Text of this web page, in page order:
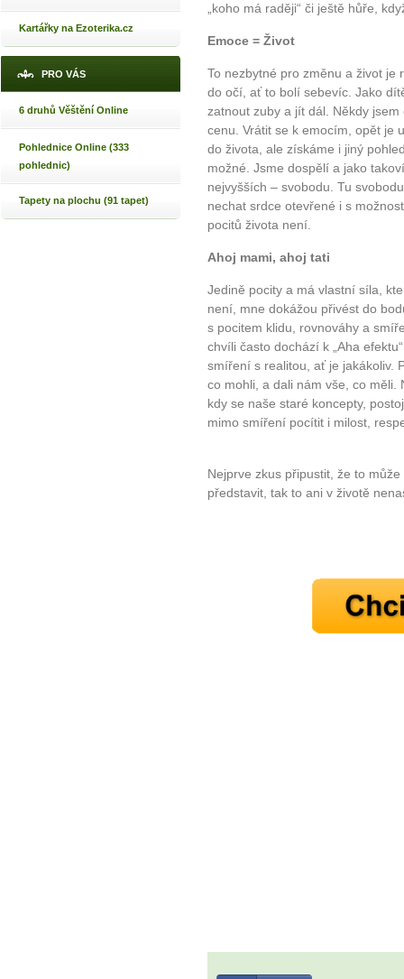
Kartářky na Ezoterika.cz
PRO VÁS
6 druhů Věštění Online
Pohlednice Online (333
pohlednic)
Tapety na plochu (91 tapet)
„koho má raději“ či ještě hůře,
Emoce = Život
To nezbytné pro změnu a život je
do očí, ať to bolí sebevíc. Jako
zatnout zuby a jít dál. Někdy
cenu. Vrátit se k emocím, opět je
do života, ale získáme i jiný
možné. Jsme dospělí a jako
nejvyšších – svobodu. Tu
nechat srdce otevřené i s
pocitů života není.
Ahoj mami, ahoj tati
Jedině pocity a má vlastní síla,
není, mne dokážou přivést do
s pocitem klidu, rovnováhy a
chvíli často dochází k „Aha
smíření s realitou, ať je jakákoliv.
co mohli, a dali nám vše, co měli.
kdy se naše staré koncepty,
mimo smíření pocítit i milost,
Nejprve zkus připustit, že to
představit, tak to ani v životě